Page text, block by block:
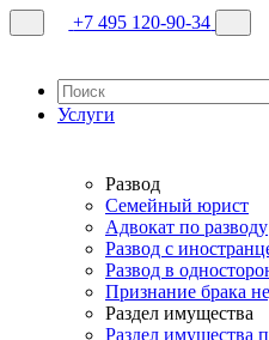
+7 495 120-90-34
Услуги
Развод
Семейный юрист
Адвокат по разводу
Развод с
Развод в
Признание брака
Раздел имущества
Раздел имущества